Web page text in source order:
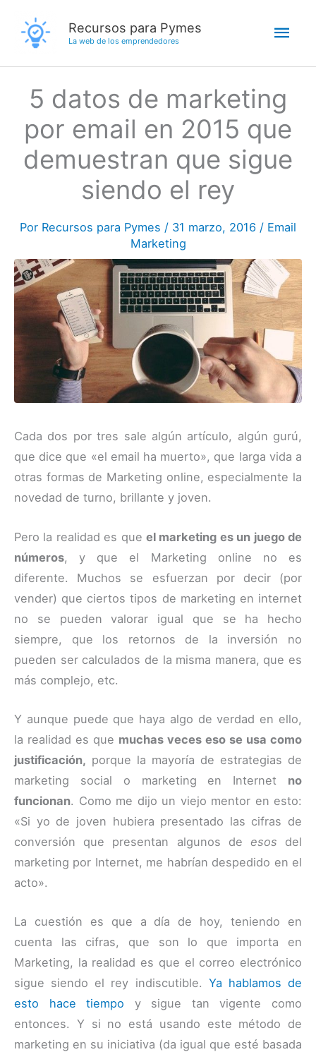
contenido
Recursos para Pymes
La web de los emprendedores
5 datos de marketing
por email en 2015 que
demuestran que sigue
siendo el rey
Por Recursos para Pymes / 31 marzo, 2016 / Email
Marketing
Cada dos por tres sale algún artículo, algún gurú,
que dice que «el email ha muerto», que larga vida a
otras formas de Marketing online, especialmente la
novedad de turno, brillante y joven.
Pero la realidad es que el marketing es un juego de
números, y que el Marketing online no es
diferente. Muchos se esfuerzan por decir (por
vender) que ciertos tipos de marketing en internet
no se pueden valorar igual que se ha hecho
siempre, que los retornos de la inversión no
pueden ser calculados de la misma manera, que es
más complejo, etc.
Y aunque puede que haya algo de verdad en ello,
la realidad es que muchas veces eso se usa como
justificación, porque la mayoría de estrategias de
marketing social o marketing en Internet no
funcionan. Como me dijo un viejo mentor en esto:
«Si yo de joven hubiera presentado las cifras de
conversión que presentan algunos de esos del
marketing por Internet, me habrían despedido en el
acto».
La cuestión es que a día de hoy, teniendo en
cuenta las cifras, que son lo que importa en
Marketing, la realidad es que el correo electrónico
sigue siendo el rey indiscutible. Ya hablamos de
esto hace tiempo y sigue tan vigente como
entonces. Y si no está usando este método de
marketing en su iniciativa (da igual que esté basada